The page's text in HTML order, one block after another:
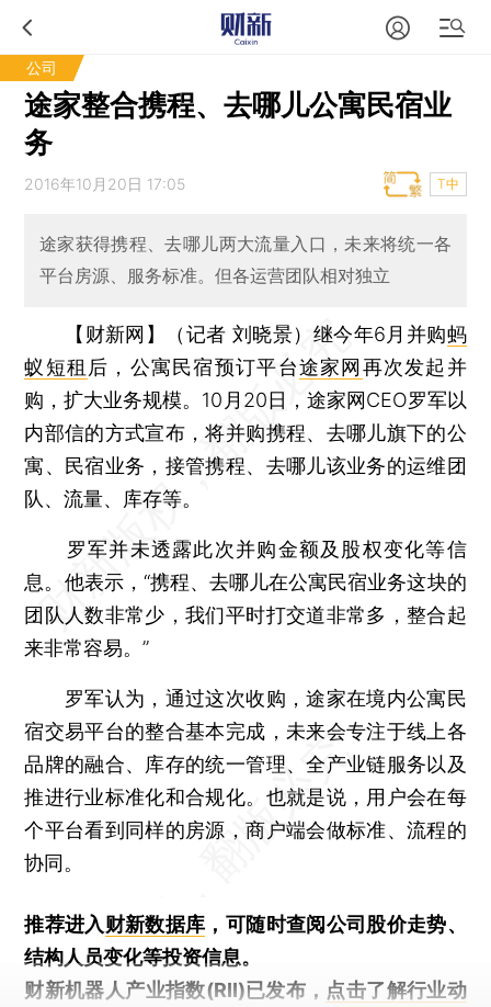
公司
途家整合携程、去哪儿公寓民宿业
务
2016年10月20日 17:05 T中
途家获得携程、去哪儿两大流量入口，未来将统一各
平台房源、服务标准。但各运营团队相对独立
【财新网】（记者 刘晓景） 继今年6月并购蚂
蚁短租 后，公寓民宿预订平台途家网 再次发起并
购，扩大业务规模。10月20日，途家网CEO罗军以
内部信的方式宣布，将并购携程、去哪儿旗下的公
寓、民宿业务，接管携程、去哪儿该业务的运维团
队、流量、库存等。
罗军并未透露此次并购金额及股权变化等信
息。他表示，“携程、去哪儿在公寓民宿业务这块的
团队人数非常少，我们平时打交道非常多，整合起
来非常容易。”
罗军认为，通过这次收购，途家在境内公寓民
宿交易平台的整合基本完成，未来会专注于线上各
品牌的融合、库存的统一管理、全产业链服务以及
推进行业标准化和合规化。也就是说，用户会在每
个平台看到同样的房源，商户端会做标准、流程的
协同。
推荐进入财新数据库 ，可随时查阅公司股价走势、
结构人员变化等投资信息。
财新机器人产业指数(RII)已发布， 点击了解行业动